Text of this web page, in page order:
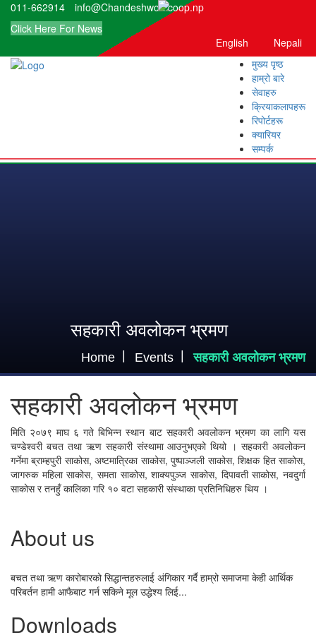
011-662914
info@Chandeshwori.coop.np
Click Here For News
English
Nepali
मुख्य पृष्ठ
हाम्रो बारे
सेवाहरु
क्रियाकलापहरू
रिपोर्टहरू
क्यारियर
सम्पर्क
सहकारी अवलोकन भ्रमण
Home Events सहकारी अवलोकन भ्रमण
सहकारी अवलोकन भ्रमण
मिति २०७९ माघ ६ गते बिभिन्न स्थान बाट सहकारी अवलोकन भ्रमण का लागि यस
चण्डेश्वरी बचत तथा ऋण सहकारी संस्थामा आउनुभएको थियो । सहकारी अवलोकन
गर्नेमा ब्राम्हपुरी साकोस, अष्टमात्रिका साकोस, पुष्पाञ्जली साकोस, शिक्षक हित साकोस,
जागरुक महिला साकोस, समता साकोस, शाक्यपुञ्ज साकोस, दिपावती साकोस, नवदुर्गा
साकोस र तनहुँ कालिका गरि १० वटा सहकारी संस्थाका प्रतिनिधिहरु थिय ।
About us
बचत तथा ऋण कारोबारको सिद्धान्तहरुलाई अंगिकार गर्दै हाम्रो समाजमा केही आर्थिक
परिबर्तन हामी आफैबाट गर्न सकिने मूल उद्धेश्य लिई...
Downloads